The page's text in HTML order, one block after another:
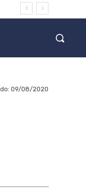
09/08/2020